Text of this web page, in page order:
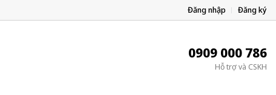
Đăng nhập Đăng ký
0909 000 786
Hỗ trợ và CSKH